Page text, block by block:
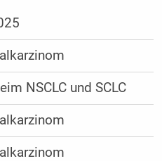
NSCLC und SCLC